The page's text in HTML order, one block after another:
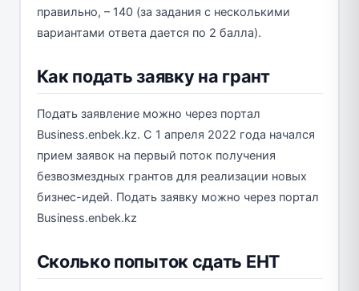
правильно, – 140 (за задания с несколькими
вариантами ответа дается по 2 балла).
Как подать заявку на грант
Подать заявление можно через портал
Business.enbek.kz. С 1 апреля 2022 года начался
прием заявок на первый поток получения
безвозмездных грантов для реализации новых
бизнес-идей. Подать заявку можно через портал
Business.enbek.kz
Сколько попыток сдать ЕНТ